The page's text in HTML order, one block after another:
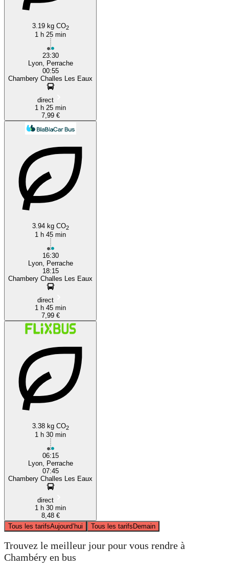
3.19 kg CO2
1 h 25 min
23:30
Lyon, Perrache
00:55
Chambery Challes Les Eaux
direct
1 h 25 min
7,99 €
3.94 kg CO2
1 h 45 min
16:30
Lyon, Perrache
18:15
Chambery Challes Les Eaux
direct
1 h 45 min
7,99 €
3.38 kg CO2
1 h 30 min
06:15
Lyon, Perrache
07:45
Chambery Challes Les Eaux
direct
1 h 30 min
8,48 €
Tous les tarifsAujourd’hui Tous les tarifsDemain
Trouvez le meilleur jour pour vous rendre à
Chambéry en bus